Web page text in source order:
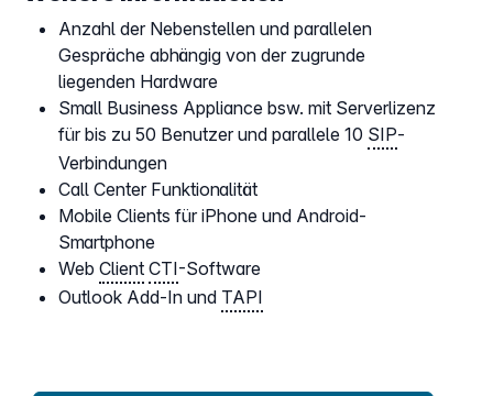
Anzahl der Nebenstellen und parallelen
Gespräche abhängig von der zugrunde
liegenden Hardware
Small Business Appliance bsw. mit Serverlizenz
für bis zu 50 Benutzer und parallele 10 SIP-
Verbindungen
Call Center Funktionalität
Mobile Clients für iPhone und Android-
Smartphone
Web Client CTI-Software
Outlook Add-In und TAPI